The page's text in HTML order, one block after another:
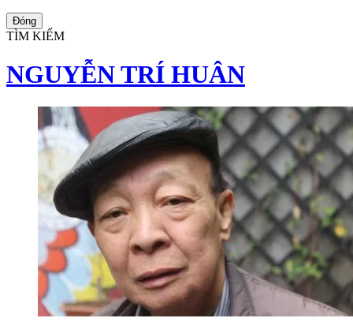
Đóng
TÌM KIẾM
NGUYỄN TRÍ HUÂN